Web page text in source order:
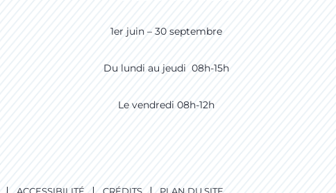
1er juin – 30 septembre
Du lundi au jeudi 08h-15h
Le vendredi 08h-12h